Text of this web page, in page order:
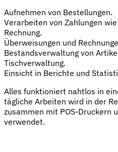
Aufnehmen von Bestellungen.
Verarbeiten von Zahlungen
Rechnung.
Überweisungen und
Bestandsverwaltung von
Tischverwaltung.
Einsicht in Berichte und
Alles funktioniert nahtlos in
tägliche Arbeiten wird in der
zusammen mit POS-Druckern
verwendet.